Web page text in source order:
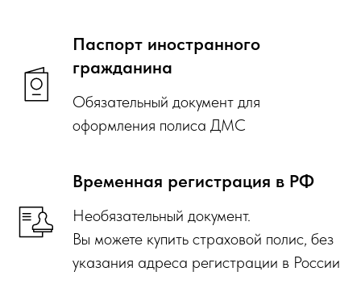
Паспорт иностранного
гражданина
Обязательный документ для
оформления полиса ДМС
Временная регистрация в РФ
Необязательный документ.
Вы можете купить страховой полис, без
указания адреса регистрации в России